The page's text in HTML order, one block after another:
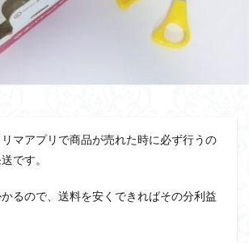
マアプリで商品が売れた時に必ず行うの
です。
るので、送料を安くできればその分利益